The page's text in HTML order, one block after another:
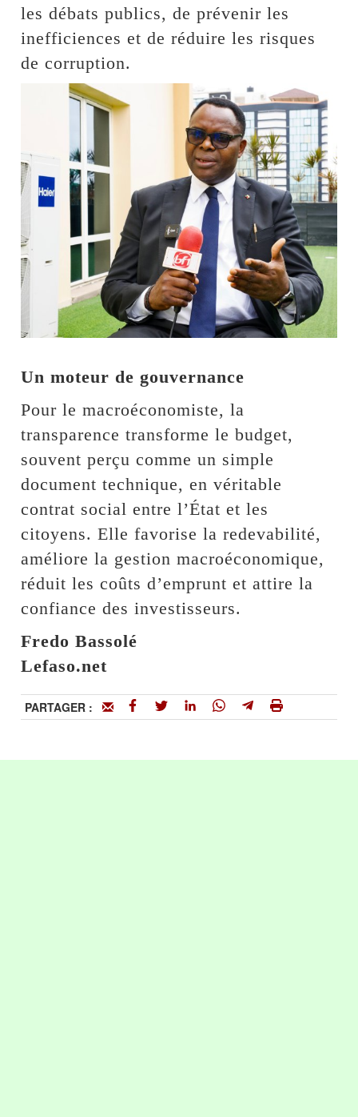
les débats publics, de prévenir les
inefficiences et de réduire les risques
de corruption.
Un moteur de gouvernance
Pour le macroéconomiste, la
transparence transforme le budget,
souvent perçu comme un simple
document technique, en véritable
contrat social entre l’État et les
citoyens. Elle favorise la redevabilité,
améliore la gestion macroéconomique,
réduit les coûts d’emprunt et attire la
confiance des investisseurs.
Fredo Bassolé
Lefaso.net
PARTAGER :